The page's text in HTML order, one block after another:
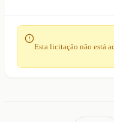
Esta licitação não está